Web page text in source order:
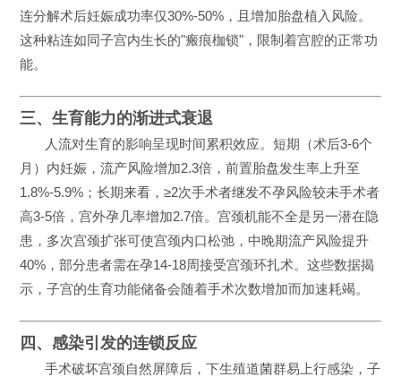
连分解术后妊娠成功率仅30%-50%，且增加胎盘植入风险。
这种粘连如同子宫内生长的"瘢痕枷锁"，限制着宫腔的正常功
能。
三、生育能力的渐进式衰退
人流对生育的影响呈现时间累积效应。短期（术后3-6个
月）内妊娠，流产风险增加2.3倍，前置胎盘发生率上升至
1.8%-5.9%；长期来看，≥2次手术者继发不孕风险较未手术者
高3-5倍，宫外孕几率增加2.7倍。宫颈机能不全是另一潜在隐
患，多次宫颈扩张可使宫颈内口松弛，中晚期流产风险提升
40%，部分患者需在孕14-18周接受宫颈环扎术。这些数据揭
示，子宫的生育功能储备会随着手术次数增加而加速耗竭。
四、感染引发的连锁反应
手术破坏宫颈自然屏障后，下生殖道菌群易上行感染，子